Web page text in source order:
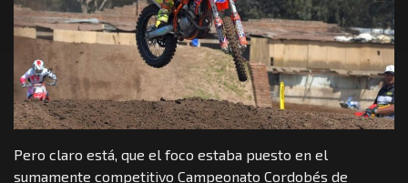
Pero claro está, que el foco estaba puesto en el
sumamente competitivo Campeonato Cordobés de